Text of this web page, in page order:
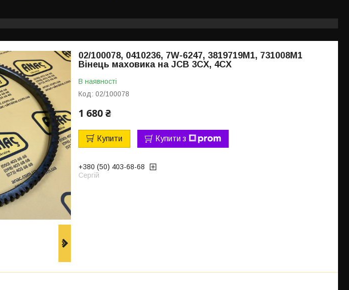
02/100078, 0410236, 7W-6247, 3819719M1, 731008M1
Вінець маховика на JCB 3CX, 4CX
В наявності
Код: 02/100078
1 680 ₴
Купити Купити з
+380 (50) 403-68-68
Сергій